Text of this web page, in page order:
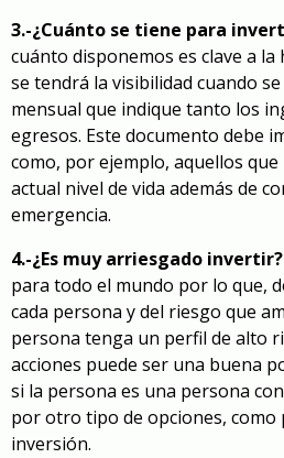
3.-¿Cuánto se tiene para
cuánto disponemos es clave a
se tendrá la visibilidad cuando
mensual que indique tanto los
egresos. Este documento debe
como, por ejemplo, aquellos
actual nivel de vida además de
emergencia.
4.-¿Es muy arriesgado
para todo el mundo por lo que,
cada persona y del riesgo que
persona tenga un perfil de alto
acciones puede ser una buena
si la persona es una persona
por otro tipo de opciones, como
inversión.